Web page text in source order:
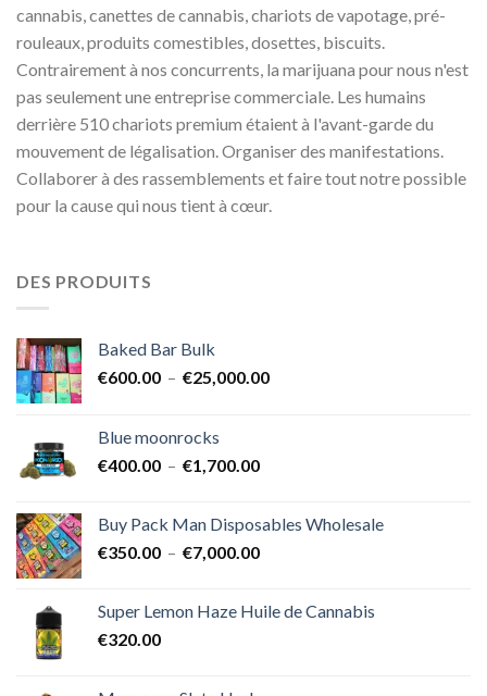
cannabis, canettes de cannabis, chariots de vapotage, pré-
rouleaux, produits comestibles, dosettes, biscuits.
Contrairement à nos concurrents, la marijuana pour nous n'est
pas seulement une entreprise commerciale. Les humains
derrière 510 chariots premium étaient à l'avant-garde du
mouvement de légalisation. Organiser des manifestations.
Collaborer à des rassemblements et faire tout notre possible
pour la cause qui nous tient à cœur.
DES PRODUITS
Baked Bar Bulk
€600.00 – €25,000.00Plage
Blue moonrocks
€400.00 – €1,700.00Plage
€400.00
à
Buy Pack Man Disposables Wholesale
€350.00 – €7,000.00Plage
€350.00
Super Lemon Haze Huile de Cannabis
€320.00